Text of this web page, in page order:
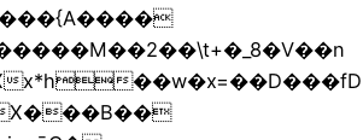
x*h��w�x=��D���fD
X���B��